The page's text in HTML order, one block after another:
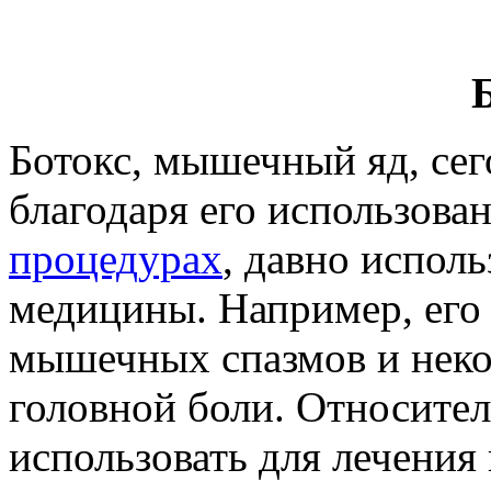
Ботокс, мышечный яд,
благодаря его
процедурах, давно
медицины. Например,
мышечных спазмов и
головной боли.
использовать для